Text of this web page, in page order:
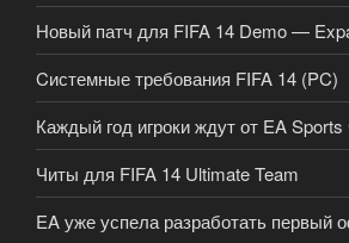
Новый патч для FIFA 14 Demo —
Cистемные требования FIFA 14 (PC)
Каждый год игроки ждут от EA Sports
Читы для FIFA 14 Ultimate Team
EA уже успела разработать первый